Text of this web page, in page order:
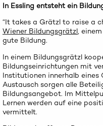
In Essling entsteht ein
“It takes a Grätzl to raise a
Wiener Bildungsgrätzl,
gute Bildung.
In einem Bildungsgrätzl
Bildungseinrichtungen mit
Institutionen innerhalb eines
Austausch sorgen alle
Bildungsangebot. Im
Lernen werden auf eine
vermittelt.